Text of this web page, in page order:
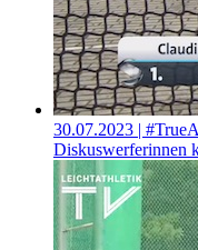
30.07.2023 |
Diskuswerferinnen